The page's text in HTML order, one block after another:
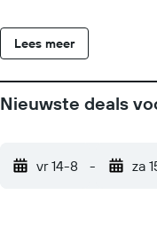
newspapers in the lobby,
Free self parking is
from Elbe and 7 minutes
appetite at the hotel's
Lees meer
Nieuwste deals
vr 14-8 - za